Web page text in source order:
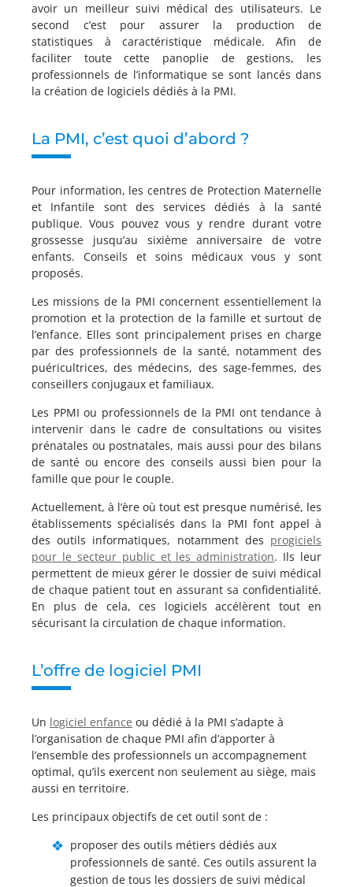
avoir un meilleur suivi médical des utilisateurs. Le
second c’est pour assurer la production de
statistiques à caractéristique médicale. Afin de
faciliter toute cette panoplie de gestions, les
professionnels de l’informatique se sont lancés dans
la création de logiciels dédiés à la PMI.
La PMI, c’est quoi d’abord ?
Pour information, les centres de Protection Maternelle
et Infantile sont des services dédiés à la santé
publique. Vous pouvez vous y rendre durant votre
grossesse jusqu’au sixième anniversaire de votre
enfants. Conseils et soins médicaux vous y sont
proposés.
Les missions de la PMI concernent essentiellement la
promotion et la protection de la famille et surtout de
l’enfance. Elles sont principalement prises en charge
par des professionnels de la santé, notamment des
puéricultrices, des médecins, des sage-femmes, des
conseillers conjugaux et familiaux.
Les PPMI ou professionnels de la PMI ont tendance à
intervenir dans le cadre de consultations ou visites
prénatales ou postnatales, mais aussi pour des bilans
de santé ou encore des conseils aussi bien pour la
famille que pour le couple.
Actuellement, à l’ère où tout est presque numérisé, les
établissements spécialisés dans la PMI font appel à
des outils informatiques, notamment des progiciels
pour le secteur public et les administration. Ils leur
permettent de mieux gérer le dossier de suivi médical
de chaque patient tout en assurant sa confidentialité.
En plus de cela, ces logiciels accélèrent tout en
sécurisant la circulation de chaque information.
L’offre de logiciel PMI
Un logiciel enfance ou dédié à la PMI s’adapte à
l’organisation de chaque PMI afin d’apporter à
l’ensemble des professionnels un accompagnement
optimal, qu’ils exercent non seulement au siège, mais
aussi en territoire.
Les principaux objectifs de cet outil sont de :
proposer des outils métiers dédiés aux
professionnels de santé. Ces outils assurent la
gestion de tous les dossiers de suivi médical